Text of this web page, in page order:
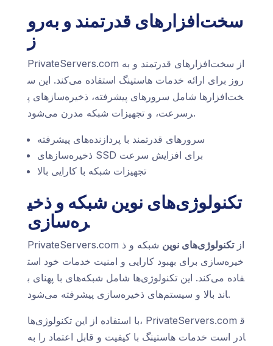
سخت‌افزارهای قدرتمند و به‌رو
ز
PrivateServers.com از سخت‌افزارهای قدرتمند و به‌
روز برای ارائه خدمات هاستینگ استفاده می‌کند. این س
خت‌افزارها شامل سرورهای پیشرفته، ذخیره‌سازهای پ
رسرعت، و تجهیزات شبکه مدرن می‌شود.
سرورهای قدرتمند با پردازنده‌های پیشرفته
ذخیره‌سازهای SSD برای افزایش سرعت
تجهیزات شبکه با کارایی بالا
تکنولوژی‌های نوین شبکه و ذخی
ره‌سازی
PrivateServers.com ازتکنولوژی‌های نوین شبکه و ذ
خیره‌سازی برای بهبود کارایی و امنیت خدمات خود است
فاده می‌کند. این تکنولوژی‌ها شامل شبکه‌های با پهنای ب
اند بالا و سیستم‌های ذخیره‌سازی پیشرفته می‌شود.
با استفاده از این تکنولوژی‌ها، PrivateServers.com ق
ادر است خدمات هاستینگ با کیفیت و قابل اعتماد را به